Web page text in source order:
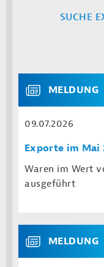
SUCHE
MELDUNG
09.07.2026
Exporte im Mai
Waren im Wert
ausgeführt
MELDUNG